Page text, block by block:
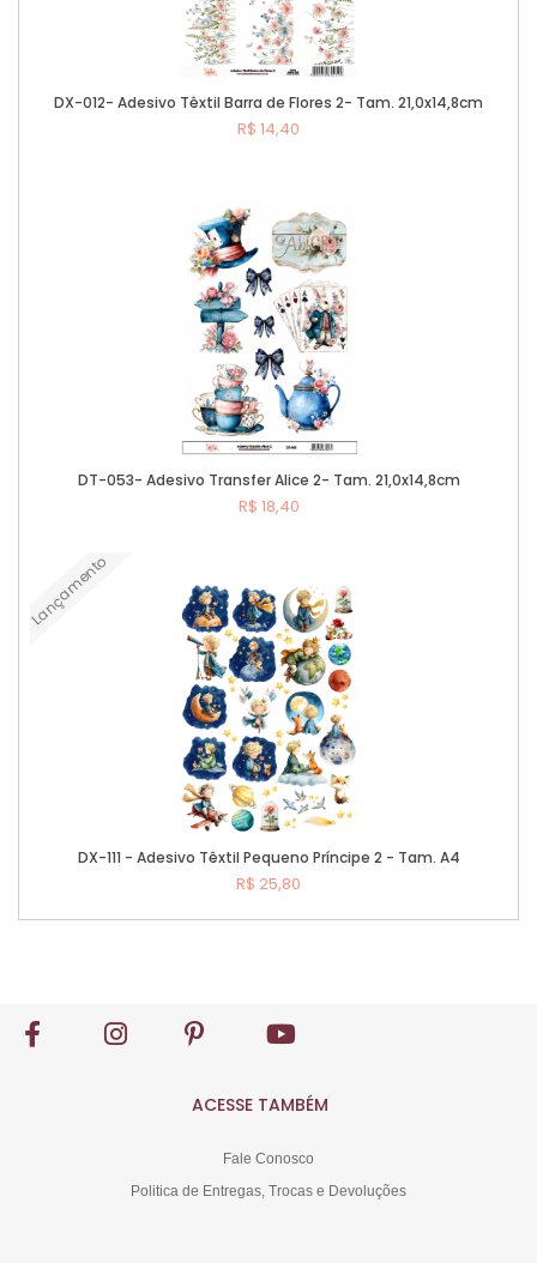
DX-012- Adesivo Têxtil Barra de Flores 2- Tam. 21,0x14,8cm
R$ 14,40
DT-053- Adesivo Transfer Alice 2- Tam. 21,0x14,8cm
R$ 18,40
Lançamento
DX-111 - Adesivo Têxtil Pequeno Príncipe 2 - Tam. A4
R$ 25,80
ACESSE TAMBÉM
Fale Conosco
Politica de Entregas, Trocas e Devoluções